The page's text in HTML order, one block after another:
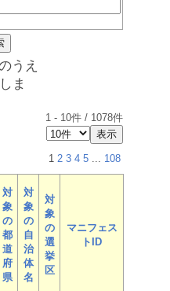
うえ
ま
1 - 10件 / 1078件
1 2 3 4 5 ... 108
対
象
の
都
道
府
県
対
象
の
自
治
体
名
対
象
の
選
挙
区
マニフェス
トID